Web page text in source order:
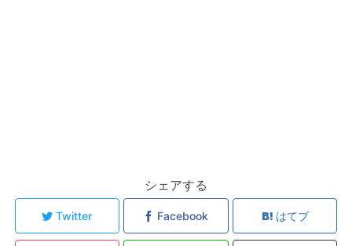
シェアする
Twitter Facebook はてブ